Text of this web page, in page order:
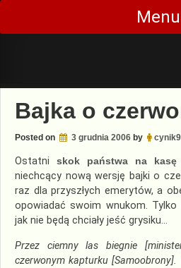
Skip
content
Menu
Bajka o
Posted on 3 grudnia 2006 by cynik9
Ostatni skok państwa na kasę
niechcący nową wersję bajki o
raz dla przyszłych emerytów, a
opowiadać swoim wnukom.
jak nie będą chciały jeść grysiku…
Przez ciemny las biegnie
czerwonym kapturku